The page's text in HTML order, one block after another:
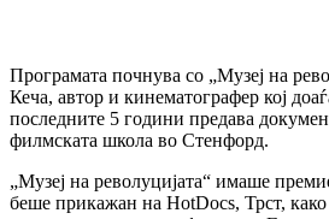
Програмата почнува со „Музеј на
Кеча, автор и кинематографер кој
последните 5 години предава
филмската школа во Стенфорд.
„Музеј на револуцијата“ имаше
беше прикажан на HotDocs, Трст,